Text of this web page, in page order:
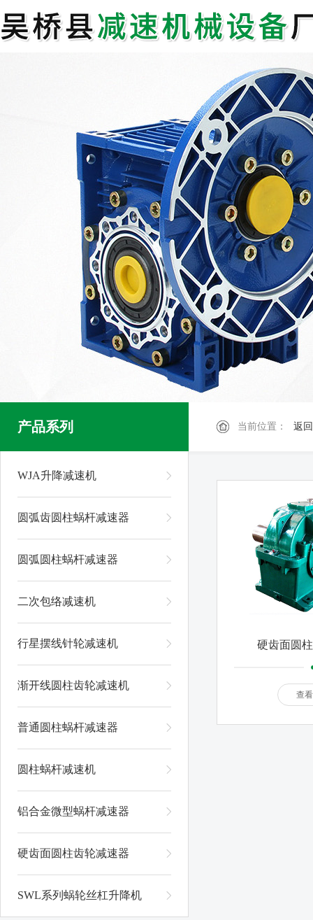
当前位置： 返
产品系列
WJA升降减速机
圆弧齿圆柱蜗杆减速器
圆弧圆柱蜗杆减速器
二次包络减速机
行星摆线针轮减速机
渐开线圆柱齿轮减速机
普通圆柱蜗杆减速器
圆柱蜗杆减速机
铝合金微型蜗杆减速器
硬齿面圆柱齿轮减速器
SWL系列蜗轮丝杠升降机
硬齿面圆
查